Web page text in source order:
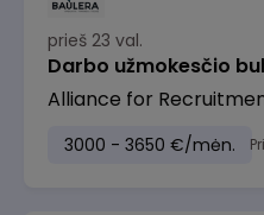
prieš 23 val.
Darbo užmokesčio
Alliance for
3000 - 3650 €/mėn.